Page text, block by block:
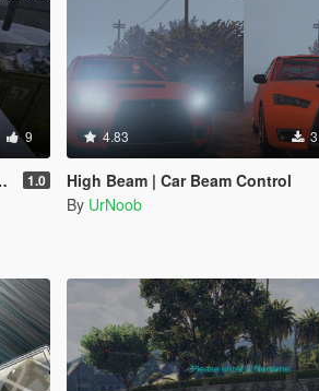
9
1.0
4.83
High Beam | Car Beam Control
By UrNoob